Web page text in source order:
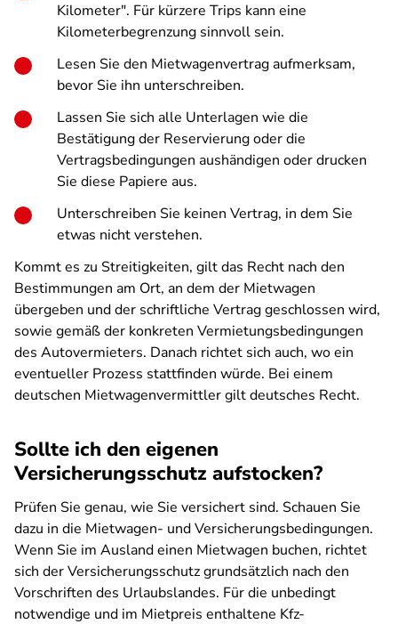
Kilometer". Für kürzere Trips kann eine
Kilometerbegrenzung sinnvoll sein.
Lesen Sie den Mietwagenvertrag aufmerksam,
bevor Sie ihn unterschreiben.
Lassen Sie sich alle Unterlagen wie die
Bestätigung der Reservierung oder die
Vertragsbedingungen aushändigen oder drucken
Sie diese Papiere aus.
Unterschreiben Sie keinen Vertrag, in dem Sie
etwas nicht verstehen.
Kommt es zu Streitigkeiten, gilt das Recht nach den
Bestimmungen am Ort, an dem der Mietwagen
übergeben und der schriftliche Vertrag geschlossen wird,
sowie gemäß der konkreten Vermietungsbedingungen
des Autovermieters. Danach richtet sich auch, wo ein
eventueller Prozess stattfinden würde. Bei einem
deutschen Mietwagenvermittler gilt deutsches Recht.
Sollte ich den eigenen
Versicherungsschutz aufstocken?
Prüfen Sie genau, wie Sie versichert sind. Schauen Sie
dazu in die Mietwagen- und Versicherungsbedingungen.
Wenn Sie im Ausland einen Mietwagen buchen, richtet
sich der Versicherungsschutz grundsätzlich nach den
Vorschriften des Urlaubslandes. Für die unbedingt
notwendige und im Mietpreis enthaltene Kfz-